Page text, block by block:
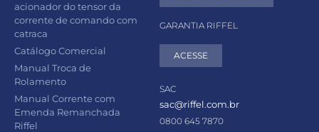
acionador do tensor da
corrente de comando com
catraca
Catálogo Comercial
Manual Troca de
Rolamento
Manual Corrente com
Emenda Remanchada
Riffel
GARANTIA RIFFEL
ACESSE
SAC
sac@riffel.com.br
0800 645 7870